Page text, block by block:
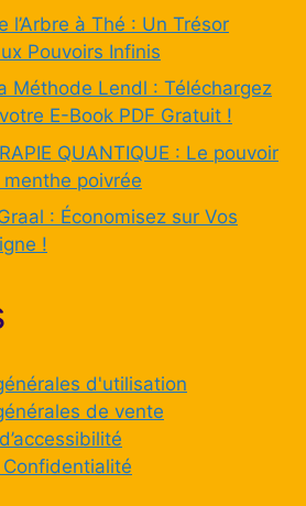
l’Arbre à Thé : Un Trésor
Pouvoirs Infinis
Méthode Lendl : Téléchargez
E-Book PDF Gratuit !
QUANTIQUE : Le pouvoir
poivrée
: Économisez sur Vos
!
d'utilisation
de vente